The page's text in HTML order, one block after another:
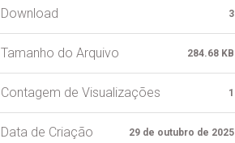
Download 3
Tamanho do Arquivo 284.68 KB
Contagem de Visualizações 1
Data de Criação 29 de outubro de 2025